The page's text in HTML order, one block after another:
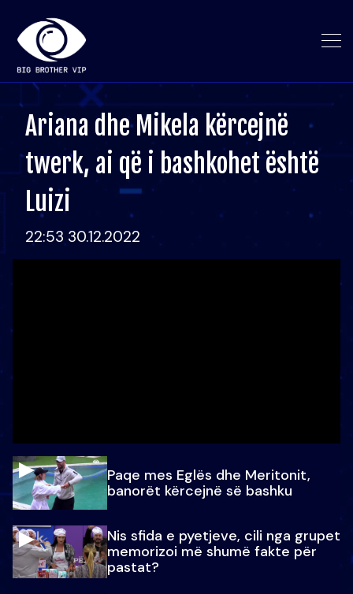
Ariana dhe Mikela kërcejnë
twerk, ai që i bashkohet është
Luizi
22:53 30.12.2022
Paqe mes Eglës dhe Meritonit,
banorët kërcejnë së bashku
Nis sfida e pyetjeve, cili nga grupet
memorizoi më shumë fakte për
pastat?